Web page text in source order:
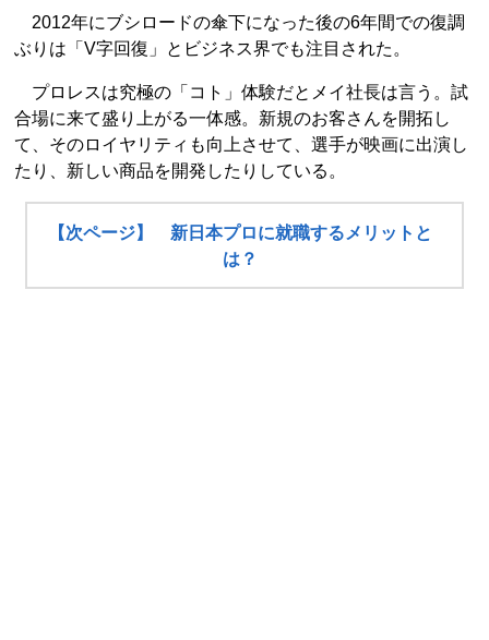
2012年にブシロードの傘下になった後の6年間での復調
ぶりは「V字回復」とビジネス界でも注目された。
プロレスは究極の「コト」体験だとメイ社長は言う。試
合場に来て盛り上がる一体感。新規のお客さんを開拓し
て、そのロイヤリティも向上させて、選手が映画に出演し
たり、新しい商品を開発したりしている。
【次ページ】 新日本プロに就職するメリットと
は？